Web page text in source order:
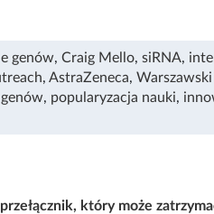
genów, Craig Mello, siRNA,
, AstraZeneca,
, popularyzacja nauki,
który może